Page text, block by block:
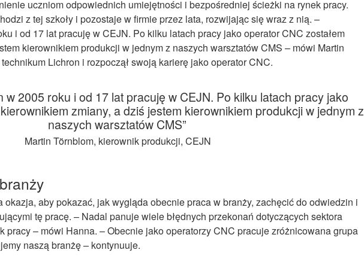
uczniom odpowiednich umiejętności i bezpośredniej ścieżki na rynek pracy.
z tej szkoły i pozostaje w firmie przez lata, rozwijając się wraz z nią. –
i od 17 lat pracuję w CEJN. Po kilku latach pracy jako operator CNC zostałem
kierownikiem produkcji w jednym z naszych warsztatów CMS – mówi Martin
Lichron i rozpoczął swoją karierę jako operator CNC.
w 2005 roku i od 17 lat pracuję w CEJN. Po kilku latach pracy jako
zmiany, a dziś jestem kierownikiem produkcjiw jednym z
naszych warsztatów CMS”
Martin Törnblom, kierownik produkcji, CEJN
okazja, aby pokazać, jak wygląda obecnie praca w branży, zachęcić do odwiedzin i
tę pracę. – Nadal panuje wiele błędnych przekonań dotyczących sektora
pracy – mówi Hanna. – Obecnie jako operatorzy CNC pracuje zróżnicowana grupa
naszą branżę – kontynuuje.